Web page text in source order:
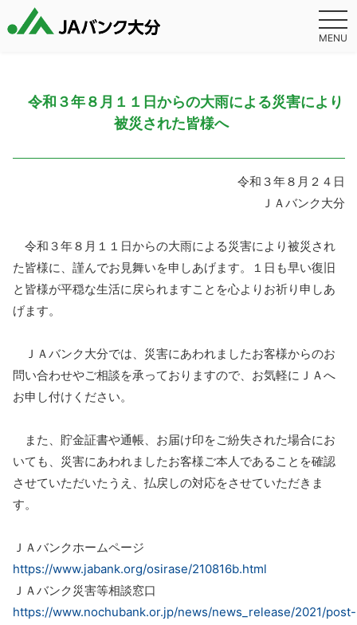
MENU
令和３年８月１１日からの大雨による災害により
被災された皆様へ
令和３年８月２４日
ＪＡバンク大分
令和３年８月１１日からの大雨による災害により被災され
た皆様に、謹んでお見舞いを申しあげます。１日も早い復旧
と皆様が平穏な生活に戻られますことを心よりお祈り申しあ
げます。
ＪＡバンク大分では、災害にあわれましたお客様からのお
問い合わせやご相談を承っておりますので、お気軽にＪＡへ
お申し付けください。
また、貯金証書や通帳、お届け印をご紛失された場合にお
いても、災害にあわれましたお客様ご本人であることを確認
させていただいたうえ、払戻しの対応をさせていただきま
す。
ＪＡバンクホームページ
https://www.jabank.org/osirase/210816b.html
ＪＡバンク災害等相談窓口
https://www.nochubank.or.jp/news/news_release/2021/post-